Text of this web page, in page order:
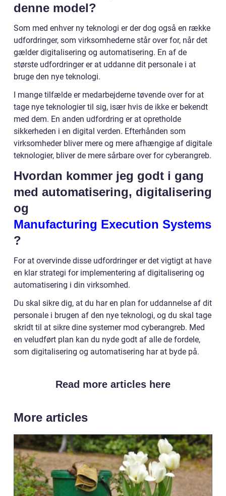
denne model?
Som med enhver ny teknologi er der dog også en række
udfordringer, som virksomhederne står over for, når det
gælder digitalisering og automatisering. En af de
største udfordringer er at uddanne dit personale i at
bruge den nye teknologi.
I mange tilfælde er medarbejderne tøvende over for at
tage nye teknologier til sig, især hvis de ikke er bekendt
med dem. En anden udfordring er at opretholde
sikkerheden i en digital verden. Efterhånden som
virksomheder bliver mere og mere afhængige af digitale
teknologier, bliver de mere sårbare over for cyberangreb.
Hvordan kommer jeg godt i gang
med automatisering, digitalisering
og
Manufacturing Execution Systems
?
For at overvinde disse udfordringer er det vigtigt at have
en klar strategi for implementering af digitalisering og
automatisering i din virksomhed.
Du skal sikre dig, at du har en plan for uddannelse af dit
personale i brugen af den nye teknologi, og du skal tage
skridt til at sikre dine systemer mod cyberangreb. Med
en veludført plan kan du nyde godt af alle de fordele,
som digitalisering og automatisering har at byde på.
Read more articles here
More articles